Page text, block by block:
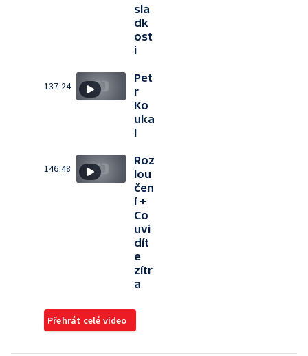
sla
dk
ost
i
137:24
Pet
r
Ko
uka
l
146:48
Roz
lou
čen
í +
Co
uvi
dít
e
zítr
a
Přehrát celé video